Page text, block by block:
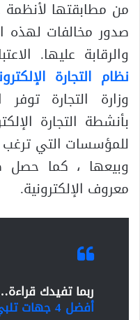
من مطابقتها
صدور مخالفات لهذه
والرقابة عليها.
نظام التجارة
وزارة التجارة توفر
بأنشطة التجارة
للمؤسسات التي ترغب
وبيعها ، كما
معروف الإلكترونية.
ربما تفيدك
أفضل 4 جهات تلبي طلباتك “أونلاين”